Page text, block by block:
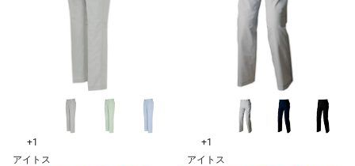
+1
アイトス
+1
アイトス